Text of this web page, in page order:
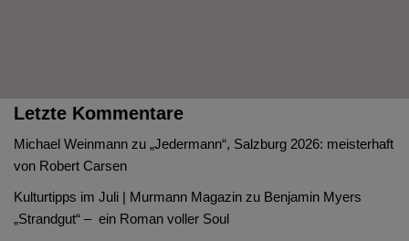
Letzte Kommentare
Michael Weinmann zu „Jedermann“, Salzburg 2026: meisterhaft
von Robert Carsen
Kulturtipps im Juli | Murmann Magazin zu Benjamin Myers
„Strandgut“ – ein Roman voller Soul